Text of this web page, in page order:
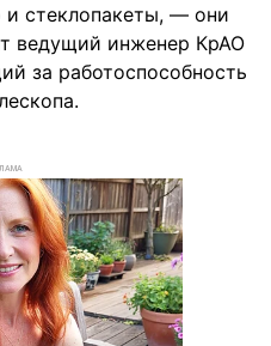
стеклопакеты, — они
ведущий инженер КрАО
за работоспособность